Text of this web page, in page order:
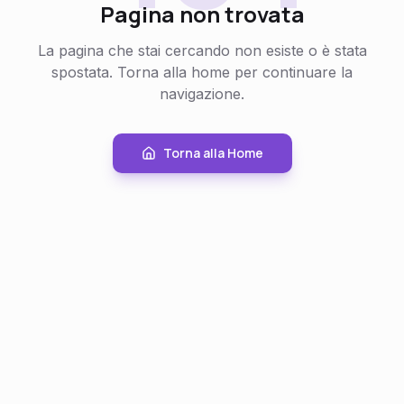
Pagina non trovata
La pagina che stai cercando non esiste o è stata
spostata. Torna alla home per continuare la
navigazione.
Torna alla Home